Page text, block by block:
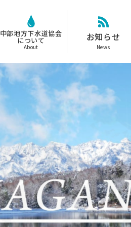
中部地方下水道協会
について
About
お知らせ
News